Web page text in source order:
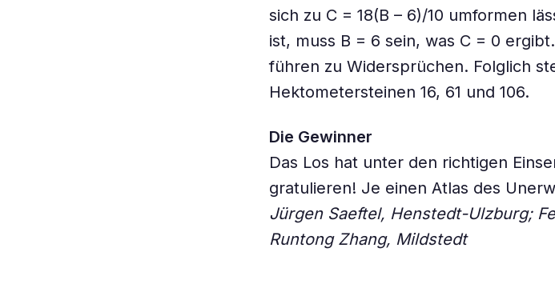
sich zu C = 18(B – 6)/10 umformen
ist, muss B = 6 sein, was C = 0
führen zu Widersprüchen. Folglich
Hektometersteinen 16, 61 und 106.
Die Gewinner
Das Los hat unter den richtigen
gratulieren! Je einen Atlas des
Jürgen Saeftel, Henstedt-Ulzburg;
Runtong Zhang, Mildstedt